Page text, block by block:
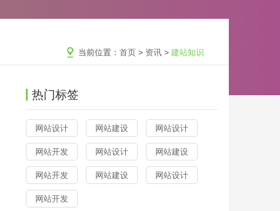
当前位置：首页 > 资讯 >建站知识
热门标签
网站设计 网站建设 网站设计
网站开发 网站设计 网站建设
网站开发 网站建设 网站设计
网站开发